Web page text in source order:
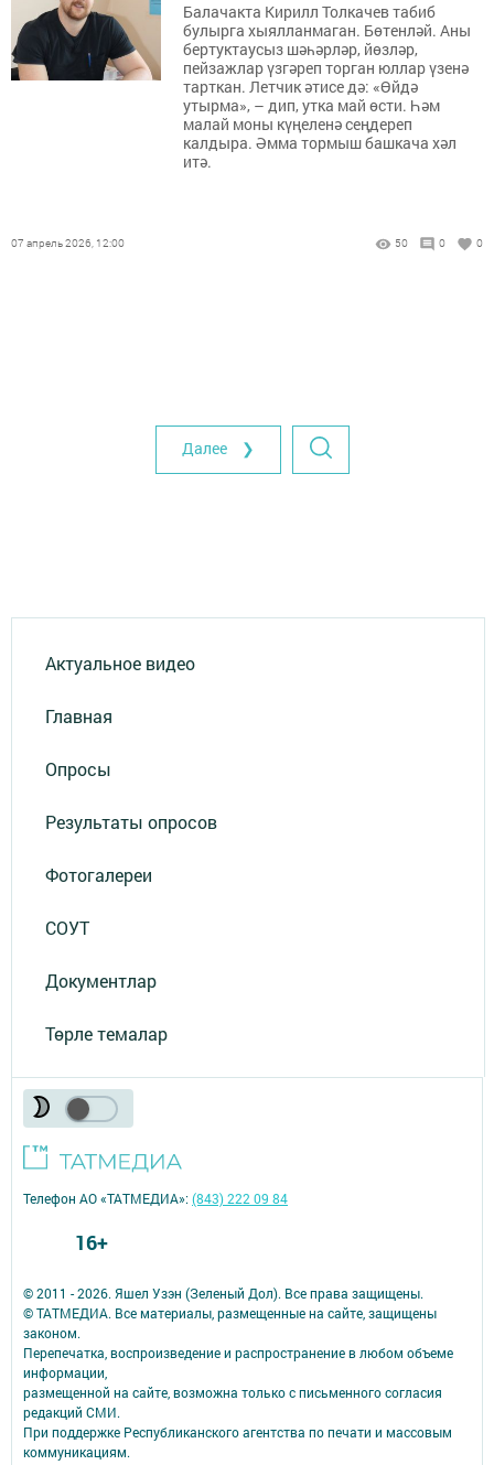
Балачакта Кирилл Толкачев табиб
булырга хыялланмаган. Бөтенләй. Аны
бертуктаусыз шәһәрләр, йөзләр,
пейзажлар үзгәреп торган юллар үзенә
тарткан. Летчик әтисе дә: «Өйдә
утырма», – дип, утка май өсти. Һәм
малай моны күңеленә сеңдереп
калдыра. Әмма тормыш башкача хәл
итә.
07 апрель 2026, 12:00 50 0 0
Далее ❯
Актуальное видео
Главная
Опросы
Результаты опросов
Фотогалереи
СОУТ
Документлар
Төрле темалар
© 2011 - 2026. Яшел Узэн (Зеленый Дол). Все права защищены.
© ТАТМЕДИА. Все материалы, размещенные на сайте, защищены
законом.
Перепечатка, воспроизведение и распространение в любом объеме
информации,
размещенной на сайте, возможна только с письменного согласия
редакций СМИ.
При поддержке Республиканского агентства по печати и массовым
коммуникациям.
Телефон АО «ТАТМЕДИА»:(843) 222 09 84
16+